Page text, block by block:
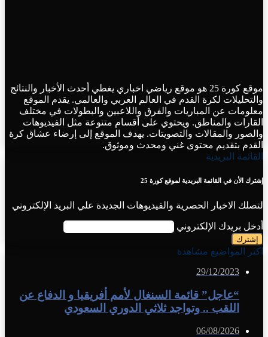
موقع كورة 25 هو موقع رياضي اخباري يغطي أحدث الأخبار والنتائج
والتحليلات لكرة القدم في العالم العربي والعالمي. يقدم الموقع
معلومات عن المباريات والفرق واللاعبين والبطولات في مختلف
القارات والمناطق. ويحتوي على أقسام متنوعة مثل الفيديوهات
والصور والمقالات والتصويتات. يهدف الموقع إلى إرضاء عشاق كرة
القدم بتقديم محتوى غني ومحدث وموثوق.
القائمة البريدية
إشترك الأن في القائمة البريدية لموقع كورة 25
لتصلك الاخبار الحصرية والفيديوهات الجديدة علي البريد الإلكتروني
أدخل بريدك الإلكتروني
اكثر المواضيع مشاهدة
29/12/2023
“عاجل” قائمة السنغال لأمم أفريقيا و الدفاع عن
اللقب .. وتواجد ثلاثي الدوري السعودي
06/08/2026